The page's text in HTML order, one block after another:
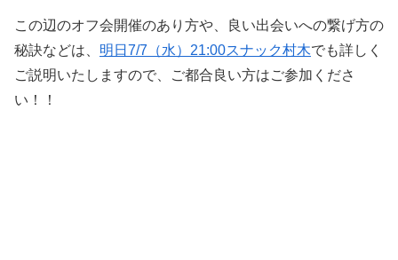
この辺のオフ会開催のあり方や、良い出会いへの繋げ方の
秘訣などは、 明日7/7（水）21:00スナック村木でも詳しく
ご説明いたしますので、ご都合良い方はご参加くださ
い！！